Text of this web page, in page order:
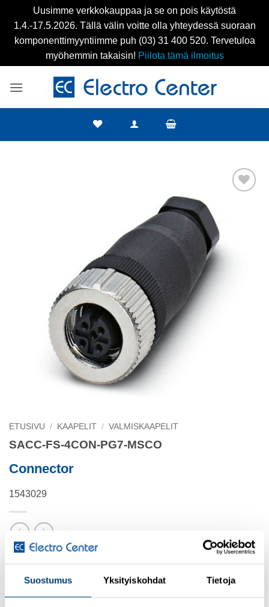
Suostumus Yksityiskohdat Tietoja
Uusimme verkkokauppaa ja se on pois käytöstä
1.4.-17.5.2026. Tällä välin voitte olla yhteydessä suoraan
komponenttimyyntiimme puh (03) 31 400 520. Tervetuloa
myöhemmin takaisin! Piilota tämä ilmoitus
ETUSIVU / KAAPELIT / VALMISKAAPELIT
SACC-FS-4CON-PG7-MSCO
Connector
1543029
Connector, 4-position, Socket straight M12 SPEEDCON, A-